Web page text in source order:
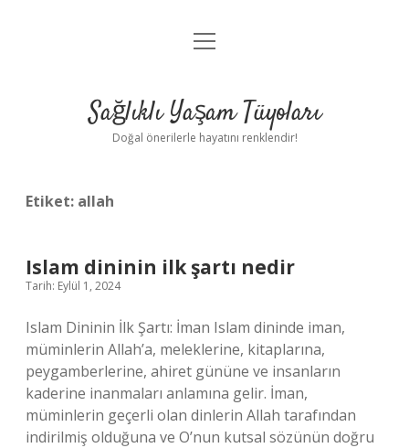
Anasayfa
Yasal Uyarı
menüyü
Sağlıklı Yaşam Tüyoları
Doğal önerilerle hayatını renklendir!
Etiket: allah
Islam dininin ilk şartı nedir
Tarih: Eylül 1, 2024
Islam Dininin İlk Şartı: İman Islam dininde iman,
müminlerin Allah’a, meleklerine, kitaplarına,
peygamberlerine, ahiret gününe ve insanların
kaderine inanmaları anlamına gelir. İman,
müminlerin geçerli olan dinlerin Allah tarafından
indirilmiş olduğuna ve O’nun kutsal sözünün doğru